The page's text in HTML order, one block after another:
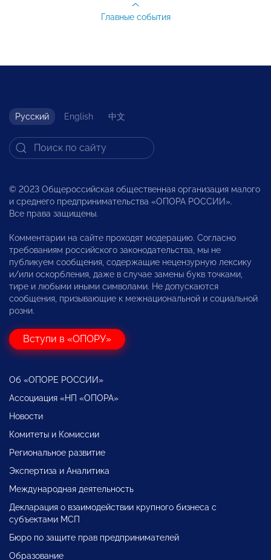
Главные события
Русский English 中文
© 2023 Общероссийская общественная организация малого
и среднего предпринимательства «ОПОРА РОССИИ».
Все права защищены.
Комментарии на сайте проходят модерацию. Согласно
требованиям российского законодательства, мы не
публикуем сообщения, содержащие нецензурную лексику
и/или оскорбления, даже в случае замены букв точками,
тире и любыми иными символами. Не допускаются
сообщения, призывающие к межнациональной и социальной
розни.
Вступи в «ОПОРУ»
Об «ОПОРЕ РОССИИ»
Ассоциация «НП «ОПОРА»
Новости
Комитеты и Комиссии
Региональное развитие
Экспертиза и Аналитика
Международная деятельность
Декларация о взаимодействии крупного бизнеса с
субъектами МСП
Бюро по защите прав предпринимателей
Образование